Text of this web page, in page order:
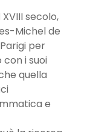
secolo,
Michel de
per
i suoi
quella
e